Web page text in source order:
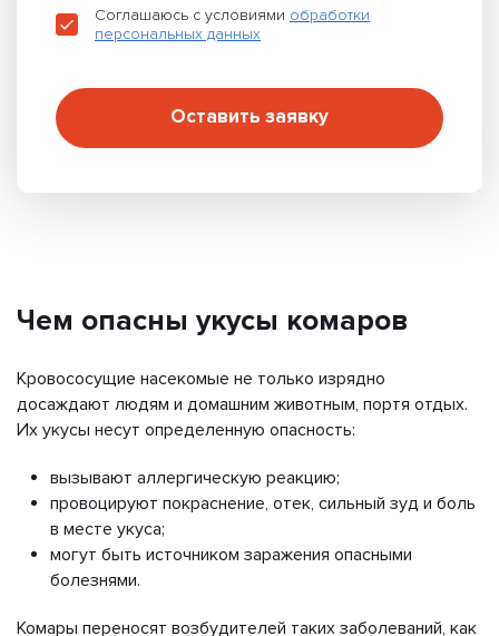
Соглашаюсь с условиями обработки
персональных данных
Оставить заявку
Чем опасны укусы комаров
Кровососущие насекомые не только изрядно
досаждают людям и домашним животным, портя отдых.
Их укусы несут определенную опасность:
вызывают аллергическую реакцию;
провоцируют покраснение, отек, сильный зуд и боль
в месте укуса;
могут быть источником заражения опасными
болезнями.
Комары переносят возбудителей таких заболеваний, как